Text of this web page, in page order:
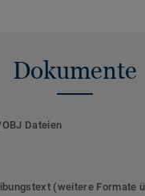
Dokumente
Dateien
(weitere Formate